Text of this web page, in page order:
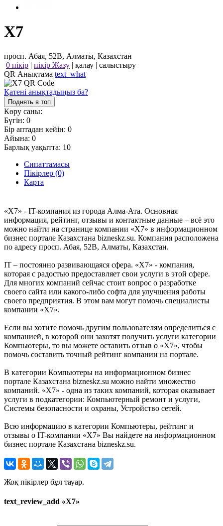
X7
просп. Абая, 52В, Алматы, Казахстан
0 пікір | пікір Жазу | қалау | салыстыру
QR Анықтама text_what
Қатені анықтадыңыз ба?
Поднять в топ
Көру саны:
Бүгін: 0
Бір аптадан кейін: 0
Айына: 0
Барлық уақытта: 10
Сипаттамасы
Пікірлер (0)
Карта
«X7» - IT-компания из города Алма-Ата. Основная
информация, рейтинг, отзывы и контактные данные – всё это
можно найти на странице компании «X7» в информационном
бизнес портале Казахстана bizneskz.su. Компания расположена
по адресу просп. Абая, 52В, Алматы, Казахстан.
IT – постоянно развивающаяся сфера. «X7» - компания,
которая с радостью предоставляет свои услуги в этой сфере.
Для многих компаний сейчас стоит вопрос о разработке
своего сайта или какого-либо софта для улучшения работы
своего предприятия. В этом вам могут помочь специалисты
компании «X7».
Если вы хотите помочь другим пользователям определиться с
компанией, в которой они захотят получить услуги категории
Компьютеры, то вы можете оставить отзыв о «X7», чтобы
помочь составить точный рейтинг компании на портале.
В категории Компьютеры на информационном бизнес
портале Казахстана bizneskz.su можно найти множество
компаний. «X7» - одна из таких компаний, которая оказывает
услуги в подкатегории: Компьютерный ремонт и услуги,
Системы безопасности и охраны, Устройство сетей.
Всю информацию в категории Компьютеры, рейтинг и
отзывы о IT-компании «X7» Вы найдете на информационном
бизнес портале Казахстана bizneskz.su.
Жоқ пікірлер бұл тауар.
text_review_add «X7»